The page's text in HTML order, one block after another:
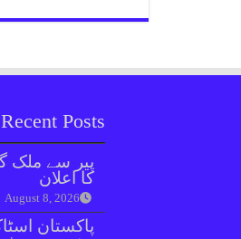
Recent Posts
پیر سے ملک
کا اعلان
August 8, 2026
پاکستان